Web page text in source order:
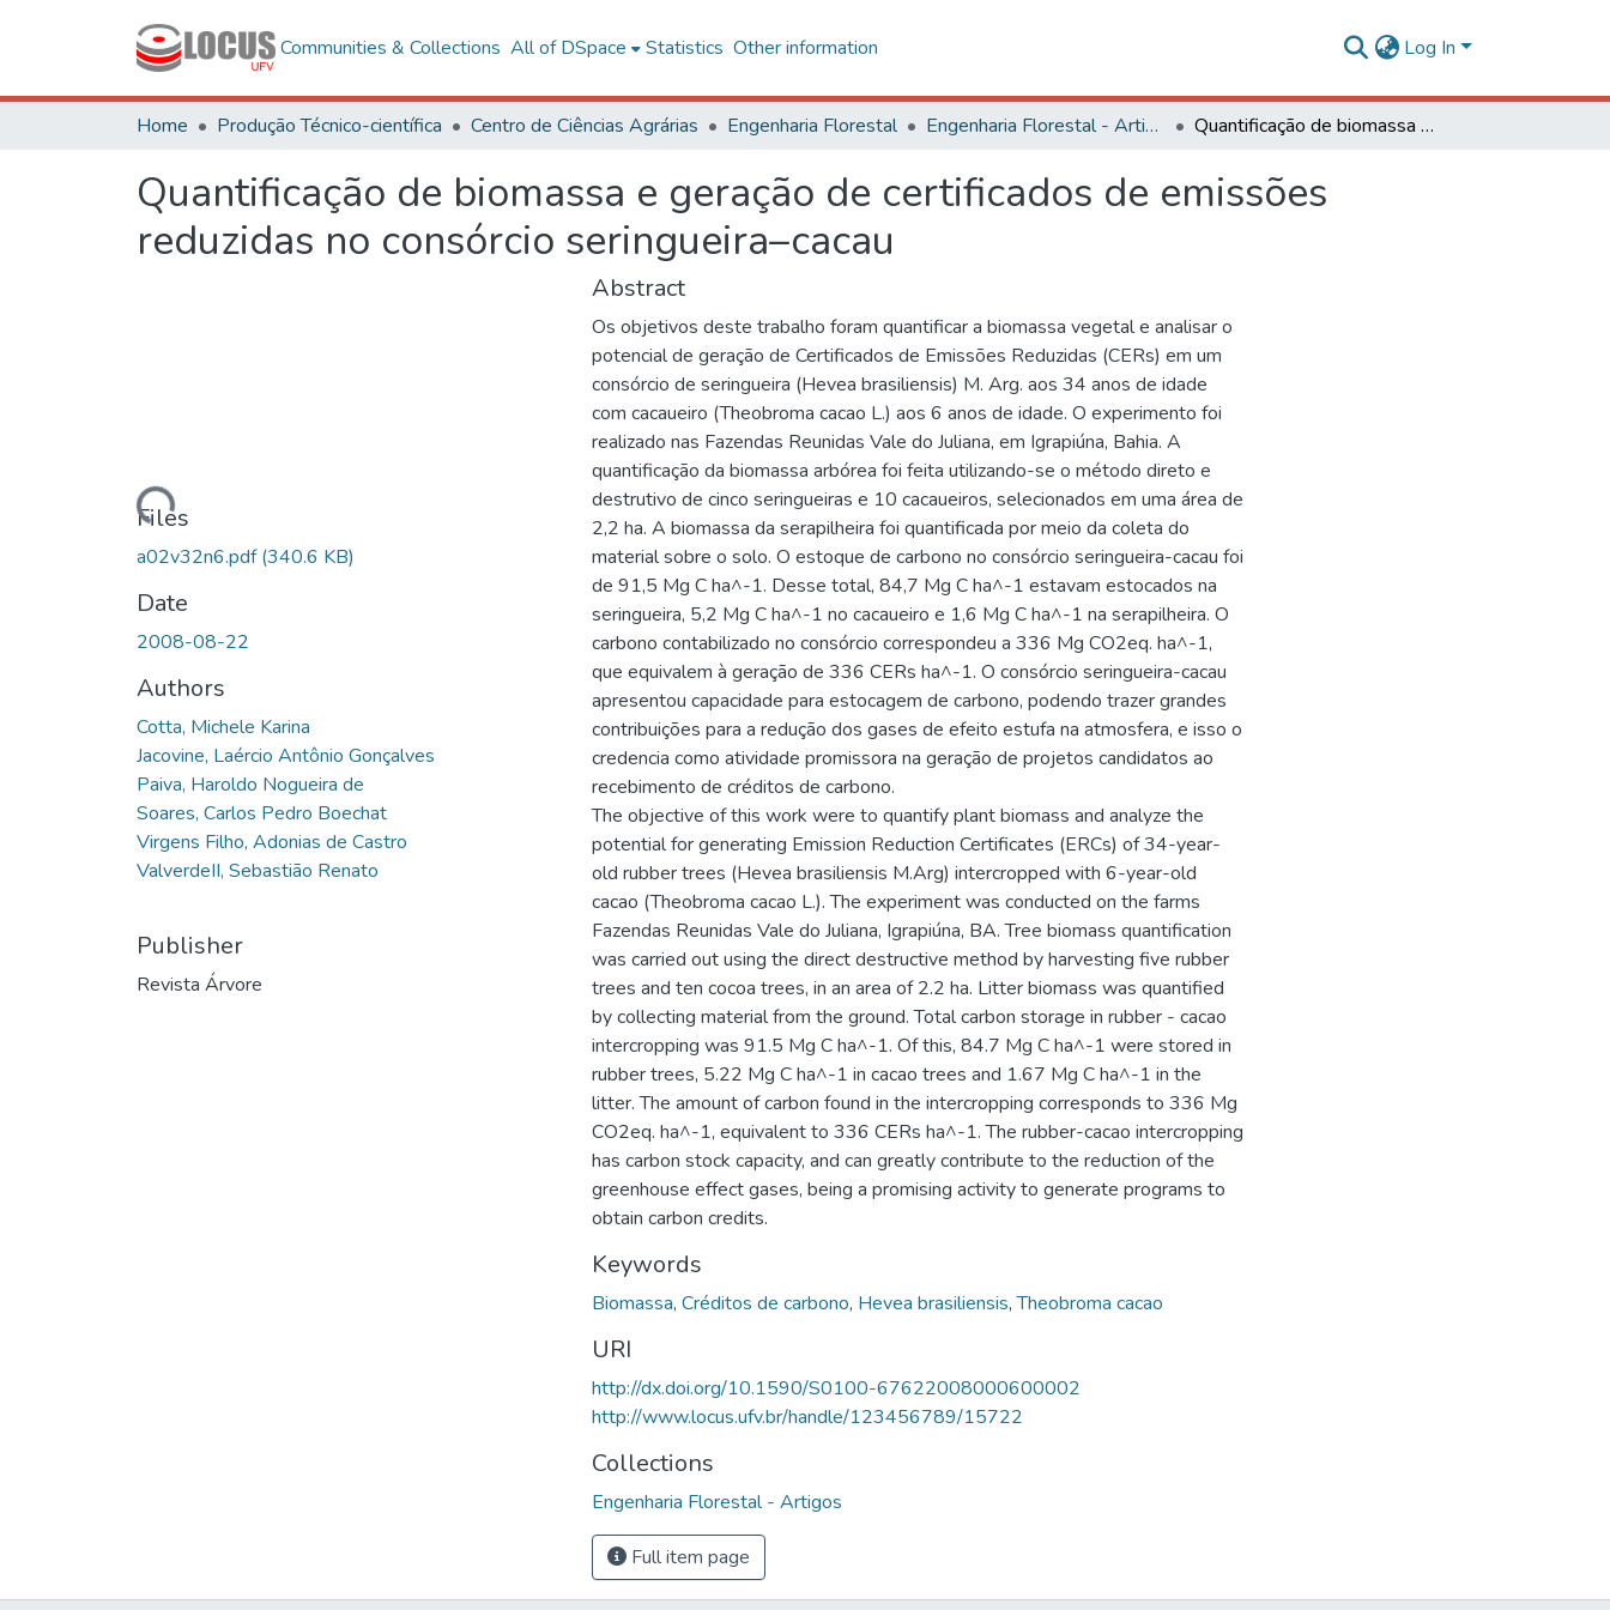
Communities & Collections All of DSpace Statistics Other information Log In
Home Produção Técnico-científica Centro de Ciências Agrárias Engenharia Florestal Engenharia Florestal - Artigos Quantificação de biomassa e geração de certificados de emissões reduzidas no consórcio seringueira–cacau
Quantificação de biomassa e geração de certificados de emissões
reduzidas no consórcio seringueira–cacau
Loading...
Files
a02v32n6.pdf(340.6 KB)
Date
2008-08-22
Authors
Cotta, Michele Karina
Jacovine, Laércio Antônio Gonçalves
Paiva, Haroldo Nogueira de
Soares, Carlos Pedro Boechat
Virgens Filho, Adonias de Castro
ValverdeII, Sebastião Renato
Publisher
Revista Árvore
Abstract
Os objetivos deste trabalho foram quantificar a biomassa vegetal e analisar o
potencial de geração de Certificados de Emissões Reduzidas (CERs) em um
consórcio de seringueira (Hevea brasiliensis) M. Arg. aos 34 anos de idade
com cacaueiro (Theobroma cacao L.) aos 6 anos de idade. O experimento foi
realizado nas Fazendas Reunidas Vale do Juliana, em Igrapiúna, Bahia. A
quantificação da biomassa arbórea foi feita utilizando-se o método direto e
destrutivo de cinco seringueiras e 10 cacaueiros, selecionados em uma área de
2,2 ha. A biomassa da serapilheira foi quantificada por meio da coleta do
material sobre o solo. O estoque de carbono no consórcio seringueira-cacau foi
de 91,5 Mg C ha^-1. Desse total, 84,7 Mg C ha^-1 estavam estocados na
seringueira, 5,2 Mg C ha^-1 no cacaueiro e 1,6 Mg C ha^-1 na serapilheira. O
carbono contabilizado no consórcio correspondeu a 336 Mg CO2eq. ha^-1,
que equivalem à geração de 336 CERs ha^-1. O consórcio seringueira-cacau
apresentou capacidade para estocagem de carbono, podendo trazer grandes
contribuições para a redução dos gases de efeito estufa na atmosfera, e isso o
credencia como atividade promissora na geração de projetos candidatos ao
recebimento de créditos de carbono.
The objective of this work were to quantify plant biomass and analyze the
potential for generating Emission Reduction Certificates (ERCs) of 34-year-
old rubber trees (Hevea brasiliensis M.Arg) intercropped with 6-year-old
cacao (Theobroma cacao L.). The experiment was conducted on the farms
Fazendas Reunidas Vale do Juliana, Igrapiúna, BA. Tree biomass quantification
was carried out using the direct destructive method by harvesting five rubber
trees and ten cocoa trees, in an area of 2.2 ha. Litter biomass was quantified
by collecting material from the ground. Total carbon storage in rubber - cacao
intercropping was 91.5 Mg C ha^-1. Of this, 84.7 Mg C ha^-1 were stored in
rubber trees, 5.22 Mg C ha^-1 in cacao trees and 1.67 Mg C ha^-1 in the
litter. The amount of carbon found in the intercropping corresponds to 336 Mg
CO2eq. ha^-1, equivalent to 336 CERs ha^-1. The rubber-cacao intercropping
has carbon stock capacity, and can greatly contribute to the reduction of the
greenhouse effect gases, being a promising activity to generate programs to
obtain carbon credits.
Keywords
Biomassa, Créditos de carbono, Hevea brasiliensis,Theobroma cacao
URI
http://dx.doi.org/10.1590/S0100-67622008000600002
http://www.locus.ufv.br/handle/123456789/15722
Collections
Engenharia Florestal - Artigos
Full item page